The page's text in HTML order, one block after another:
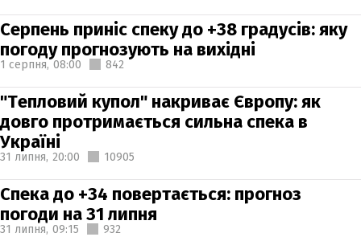
Серпень приніс спеку до +38 градусів: яку
погоду прогнозують на вихідні
1 серпня, 08:00 842
"Тепловий купол" накриває Європу: як
довго протримається сильна спека в
Україні
31 липня, 20:00 10905
Спека до +34 повертається: прогноз
погоди на 31 липня
31 липня, 09:15 932